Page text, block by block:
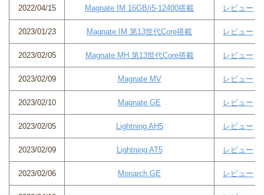
2022/04/15 Magnate IM 16GB/i5-12400搭載 レビュー
2023/01/23 Magnate IM 第13世代Core搭載 レビュー
2023/02/05 Magnate MH 第13世代Core搭載 レビュー
2023/02/09 Magnate MV レビュー
2023/02/10 Magnate GE レビュー
2023/02/05 Lightning AH5 レビュー
2023/02/09 Lightning AT5 レビュー
2023/02/06 Monarch GE レビュー